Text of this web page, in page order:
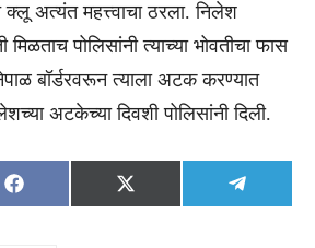
क्लू अत्यंत महत्त्वाचा ठरला. निलेश
मिळताच पोलिसांनी त्याच्या भोवतीचा फास
बॉर्डरवरून त्याला अटक करण्यात
अटकेच्या दिवशी पोलिसांनी दिली.
Share
on
Facebook
Share
on
X
(Twitter)
Share
on